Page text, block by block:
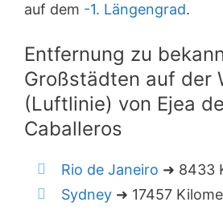
auf dem -1. Längengrad.
Entfernung zu
Großstädten auf der
(Luftlinie) von Ejea
Caballeros
Rio de Janeiro ➜ 8433
Sydney ➜ 17457